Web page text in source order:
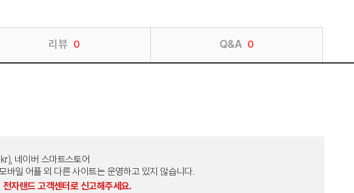
리뷰 0 Q&A 0
네이버 스마트스토어
일 어플 외 다른 사이트는 운영하고 있지 않습니다.
전자랜드 고객센터로 신고해주세요.